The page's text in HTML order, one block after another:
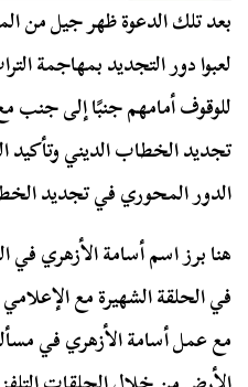
بعد تلك الدعوة ظهر جيل من
لعبوا دور التجديد بمهاجمة
للوقوف أمامهم جنبًا إلى جنب
تجديد الخطاب الديني
الدور المحوري في تجديد
هنا برز اسم أسامة الأزهري
في الحلقة الشهيرة مع
مع عمل أسامة الأزهري في